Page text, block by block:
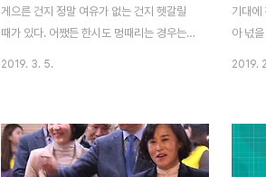
온라인 실시간 방송으로 비대면 참여도 함께
이루어졌다. ‘2020년,..
상 ‘청
게으른 건지 정말 여유가 없는 건지 헷갈릴
때가 있다. 어쨌든 한시도 멍때리는 경우는
새 없이 회사로 돌아온다. 정말 쉴새 없었다.
지금도 없구. 며칠 전 경상남도 양성평등정책
2019. 3. 5.
기대에
아 넋
나면서
타고
2019.